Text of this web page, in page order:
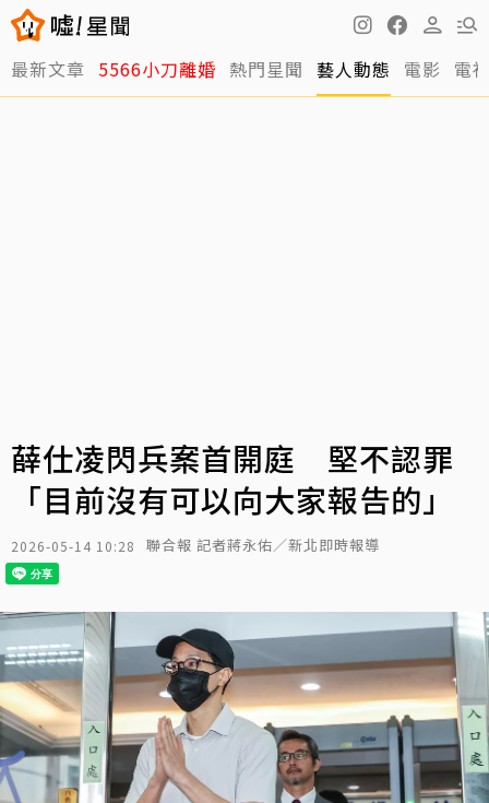
最新文章 5566小刀離婚 熱門星聞 藝人動態 電影 電
薛仕凌閃兵案首開庭 堅不認罪
「目前沒有可以向大家報告的」
2026-05-14 10:28 聯合報 記者蔣永佑／新北即時報導